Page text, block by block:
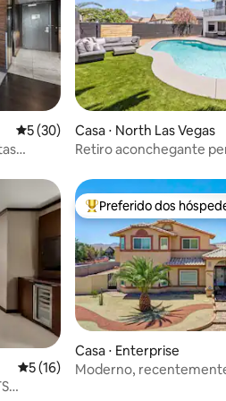
5 de uma avaliação média de 5, 30
5 (30)
Casa ⋅ North Las Vegas
Retiro aconchegante
hóspedes
5 de uma avaliação média de 5,
5 (16)
Entre os melhores
Preferido dos
Casa ⋅ Enterprise
Moderno,